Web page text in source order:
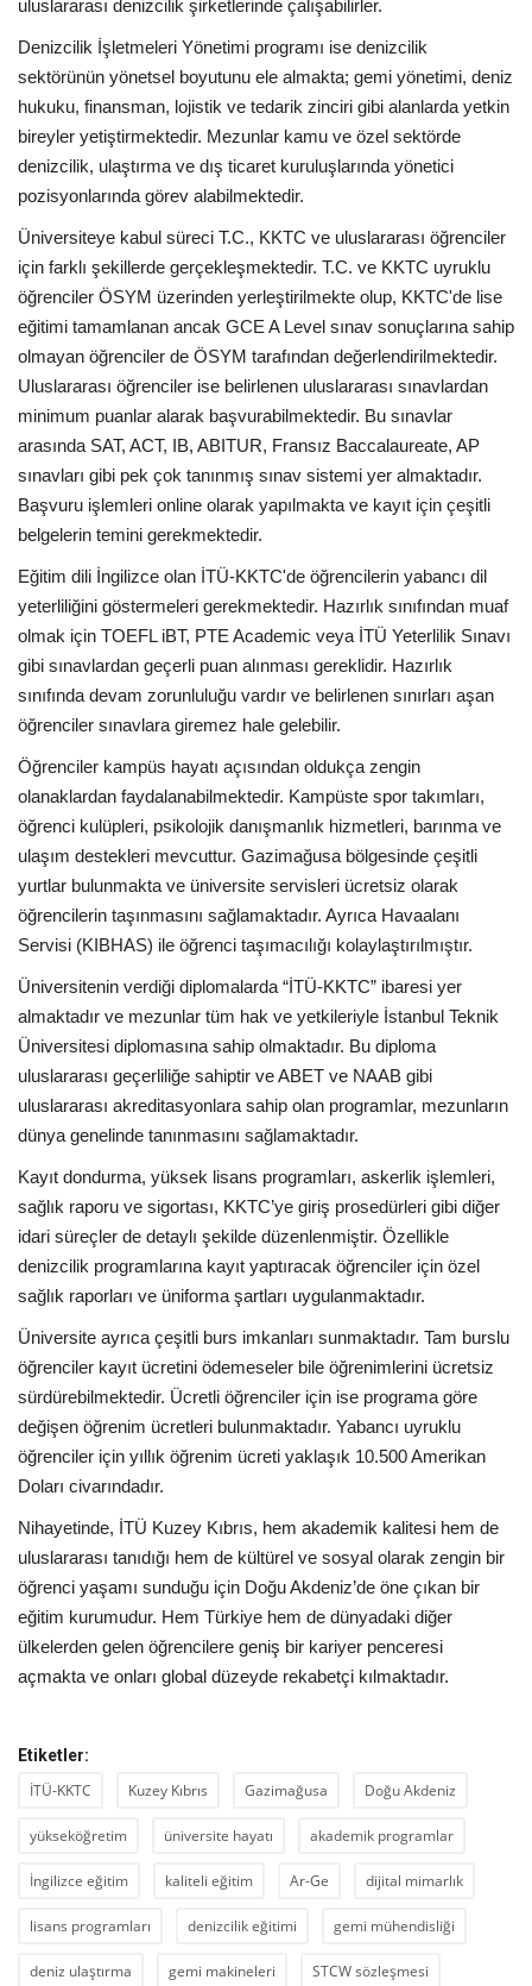
uluslararası denizcilik şirketlerinde çalışabilirler.
Denizcilik İşletmeleri Yönetimi programı ise denizcilik
sektörünün yönetsel boyutunu ele almakta; gemi yönetimi, deniz
hukuku, finansman, lojistik ve tedarik zinciri gibi alanlarda yetkin
bireyler yetiştirmektedir. Mezunlar kamu ve özel sektörde
denizcilik, ulaştırma ve dış ticaret kuruluşlarında yönetici
pozisyonlarında görev alabilmektedir.
Üniversiteye kabul süreci T.C., KKTC ve uluslararası öğrenciler
için farklı şekillerde gerçekleşmektedir. T.C. ve KKTC uyruklu
öğrenciler ÖSYM üzerinden yerleştirilmekte olup, KKTC'de lise
eğitimi tamamlanan ancak GCE A Level sınav sonuçlarına sahip
olmayan öğrenciler de ÖSYM tarafından değerlendirilmektedir.
Uluslararası öğrenciler ise belirlenen uluslararası sınavlardan
minimum puanlar alarak başvurabilmektedir. Bu sınavlar
arasında SAT, ACT, IB, ABITUR, Fransız Baccalaureate, AP
sınavları gibi pek çok tanınmış sınav sistemi yer almaktadır.
Başvuru işlemleri online olarak yapılmakta ve kayıt için çeşitli
belgelerin temini gerekmektedir.
Eğitim dili İngilizce olan İTÜ-KKTC'de öğrencilerin yabancı dil
yeterliliğini göstermeleri gerekmektedir. Hazırlık sınıfından muaf
olmak için TOEFL iBT, PTE Academic veya İTÜ Yeterlilik Sınavı
gibi sınavlardan geçerli puan alınması gereklidir. Hazırlık
sınıfında devam zorunluluğu vardır ve belirlenen sınırları aşan
öğrenciler sınavlara giremez hale gelebilir.
Öğrenciler kampüs hayatı açısından oldukça zengin
olanaklardan faydalanabilmektedir. Kampüste spor takımları,
öğrenci kulüpleri, psikolojik danışmanlık hizmetleri, barınma ve
ulaşım destekleri mevcuttur. Gazimağusa bölgesinde çeşitli
yurtlar bulunmakta ve üniversite servisleri ücretsiz olarak
öğrencilerin taşınmasını sağlamaktadır. Ayrıca Havaalanı
Servisi (KIBHAS) ile öğrenci taşımacılığı kolaylaştırılmıştır.
Üniversitenin verdiği diplomalarda “İTÜ-KKTC” ibaresi yer
almaktadır ve mezunlar tüm hak ve yetkileriyle İstanbul Teknik
Üniversitesi diplomasına sahip olmaktadır. Bu diploma
uluslararası geçerliliğe sahiptir ve ABET ve NAAB gibi
uluslararası akreditasyonlara sahip olan programlar, mezunların
dünya genelinde tanınmasını sağlamaktadır.
Kayıt dondurma, yüksek lisans programları, askerlik işlemleri,
sağlık raporu ve sigortası, KKTC’ye giriş prosedürleri gibi diğer
idari süreçler de detaylı şekilde düzenlenmiştir. Özellikle
denizcilik programlarına kayıt yaptıracak öğrenciler için özel
sağlık raporları ve üniforma şartları uygulanmaktadır.
Üniversite ayrıca çeşitli burs imkanları sunmaktadır. Tam burslu
öğrenciler kayıt ücretini ödemeseler bile öğrenimlerini ücretsiz
sürdürebilmektedir. Ücretli öğrenciler için ise programa göre
değişen öğrenim ücretleri bulunmaktadır. Yabancı uyruklu
öğrenciler için yıllık öğrenim ücreti yaklaşık 10.500 Amerikan
Doları civarındadır.
Nihayetinde, İTÜ Kuzey Kıbrıs, hem akademik kalitesi hem de
uluslararası tanıdığı hem de kültürel ve sosyal olarak zengin bir
öğrenci yaşamı sunduğu için Doğu Akdeniz’de öne çıkan bir
eğitim kurumudur. Hem Türkiye hem de dünyadaki diğer
ülkelerden gelen öğrencilere geniş bir kariyer penceresi
açmakta ve onları global düzeyde rekabetçi kılmaktadır.
Etiketler:
İTÜ-KKTC Kuzey Kıbrıs Gazimağusa Doğu Akdeniz
yükseköğretim üniversite hayatı akademik programlar
İngilizce eğitim kaliteli eğitim Ar-Ge dijital mimarlık
lisans programları denizcilik eğitimi gemi mühendisliği
deniz ulaştırma gemi makineleri STCW sözleşmesi